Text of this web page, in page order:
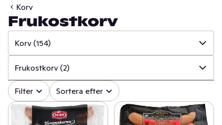
Korv
Frukostkorv
Korv (154)
✓ Alla (737)
✓ (164)
Pålägg (133)
Frukostkorv (2)
✓ Alla (154)
Falukorv (13)
Filter Sortera efter